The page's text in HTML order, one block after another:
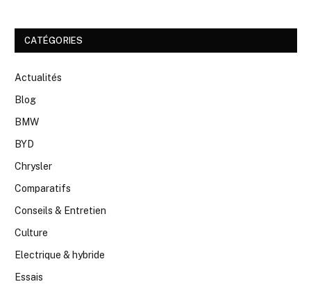
CATÉGORIES
Actualités
Blog
BMW
BYD
Chrysler
Comparatifs
Conseils & Entretien
Culture
Electrique & hybride
Essais